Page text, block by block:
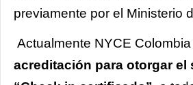
previamente por el Ministerio
Actualmente NYCE Colombia
acreditación para otorgar el